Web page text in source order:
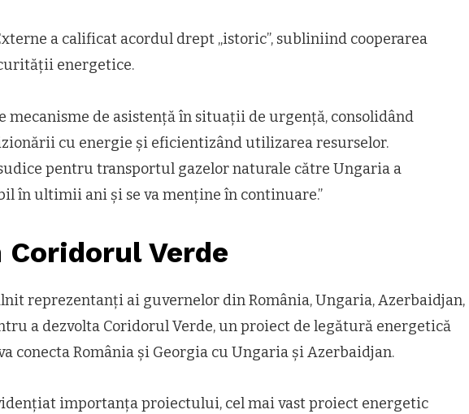
a calificat acordul drept „istoric”, subliniind cooperarea
energetice.
mecanisme de asistență în situații de urgență, consolidând
cu energie și eficientizând utilizarea resurselor.
pentru transportul gazelor naturale către Ungaria a
în ultimii ani și se va menține în continuare.”
Coridorul Verde
reprezentanți ai guvernelor din România, Ungaria, Azerbaidjan,
a dezvolta Coridorul Verde, un proiect de legătură energetică
conecta România și Georgia cu Ungaria și Azerbaidjan.
importanța proiectului, cel mai vast proiect energetic